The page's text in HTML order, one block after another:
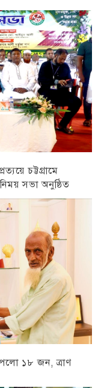
চট্টগ্রামে
সভা অনুষ্ঠিত
১৮ জন, ত্রাণ